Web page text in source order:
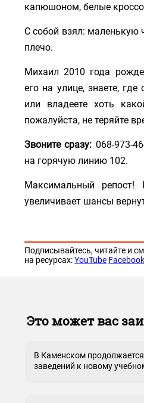
капюшоном, белые
С собой взял: маленькую
плечо.
Михаил 2010 года
его на улице, знаете,
или владеете хоть
пожалуйста, не теряйте
Звоните сразу: 068-973-
на горячую линию 102.
Максимальный
увеличивает шансы
Подписывайтесь, читайте и
на ресурсах:YouTube Facebook
Это может вас
В Каменском
заведений к новому